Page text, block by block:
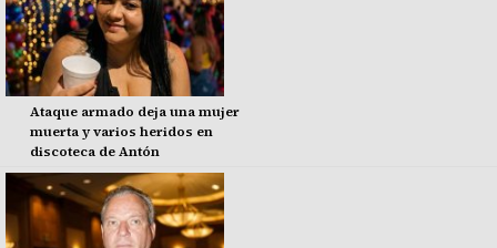
Ataque armado deja una mujer
muerta y varios heridos en
discoteca de Antón